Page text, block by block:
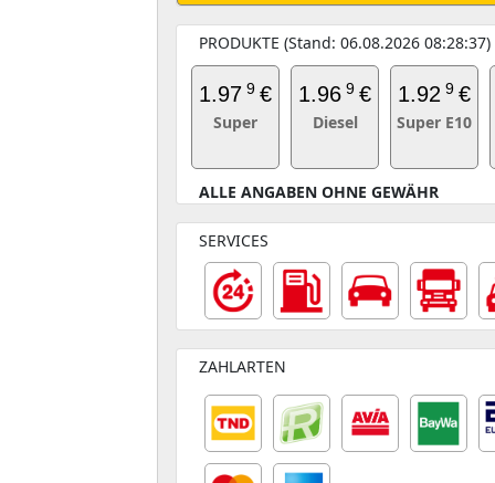
PRODUKTE (Stand: 06.08.2026 08:28:37)
1.97 9 €
Super
1.96 9 €
Diesel
1.92 9 €
Super E10
ALLE ANGABEN OHNE GEWÄHR
SERVICES
ZAHLARTEN